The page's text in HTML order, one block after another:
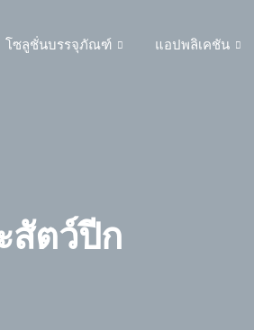
โซลูชั่นบรรจุภัณฑ์ แอปพลิเคชัน
สัตว์ปีก